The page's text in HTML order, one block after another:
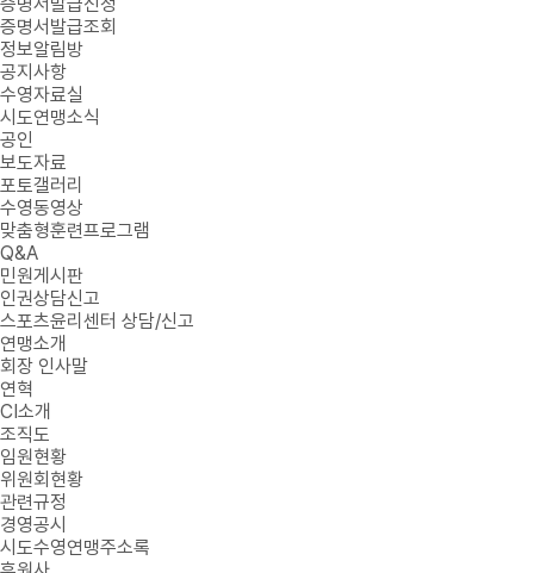
증명서발급조회
정보알림방
공지사항
수영자료실
시도연맹소식
공인
보도자료
포토갤러리
수영동영상
맞춤형훈련프로그램
Q&A
민원게시판
인권상담신고
스포츠윤리센터 상담/신고
연맹소개
회장 인사말
연혁
CI소개
조직도
임원현황
위원회현황
관련규정
경영공시
시도수영연맹주소록